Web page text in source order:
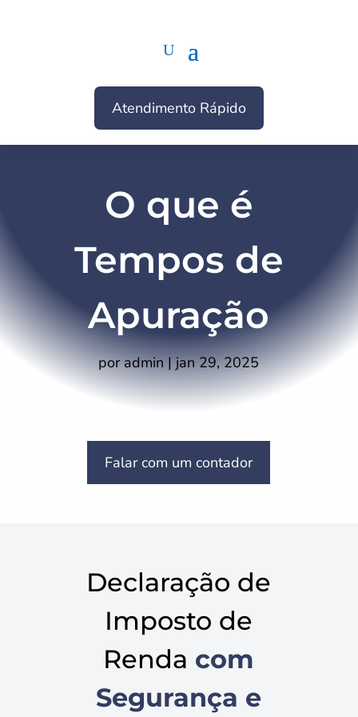
Atendimento Rápido
O que é
Tempos de
Apuração
poradmin|jan 29, 2025
Falar com um contador
Declaração de
Imposto de
Renda com
Segurança e